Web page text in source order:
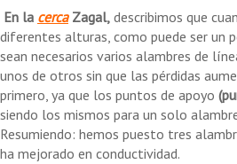
En la cercaZagal, describimos que
diferentes alturas, como puede ser un
sean necesarios varios alambres de
unos de otros sin que las pérdidas
primero, ya que los puntos de apoyo
siendo los mismos para un solo
Resumiendo: hemos puesto tres
ha mejorado en conductividad.